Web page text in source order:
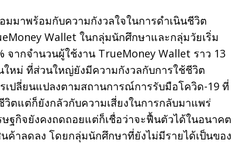
มมาพร้อมกับความกังวลใจในการดำเนินชีวิต
Wallet ในกลุ่มนักศึกษาและกลุ่มวัยเริ่ม
จากจำนวนผู้ใช้งาน TrueMoney Wallet ราว 13
ใหม่ ที่ส่วนใหญ่ยังมีความกังวลกับการใช้ชีวิต
เปลี่ยนแปลงตามสถานการณ์การรับมือโควิด-19 ที่
ตแต่ก็ยังกลัวกับความเสี่ยงในการกลับมาแพร่
ฐกิจยังคงถดถอยแต่ก็เชื่อว่าจะฟื้นตัวได้ในอนาคต
ค้าลดลง โดยกลุ่มนักศึกษาที่ยังไม่มีรายได้เป็นของ